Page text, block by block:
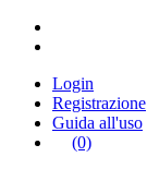
Login
Registrazione
Guida all'uso
(0)